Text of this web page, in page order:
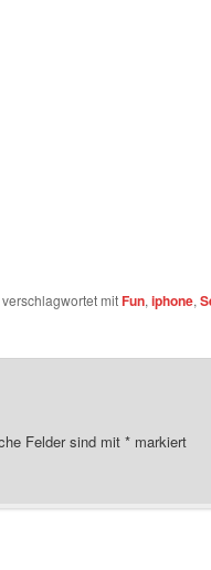
mitFun, iphone,
Felder sind mit *markiert